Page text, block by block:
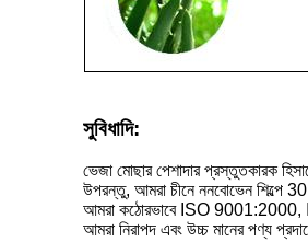
সুবিধাদি:
ভেজা মোছার পেশাদার প্রস্তুতকারক
উপরন্তু, আমরা চীনে ননবোভেন শিল্পে
আমরা কঠোরভাবে ISO 9001:2000,
আমরা নিরাপদ এবং উচ্চ মানের পণ্য